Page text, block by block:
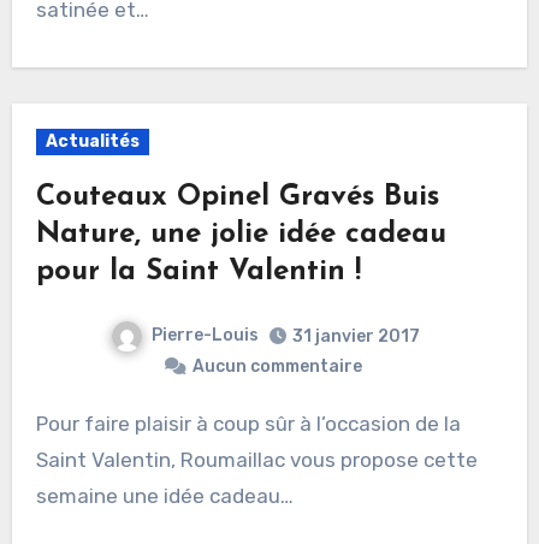
satinée et…
Actualités
Couteaux Opinel Gravés Buis
Nature, une jolie idée cadeau
pour la Saint Valentin !
Pierre-Louis
31 janvier 2017
Aucun commentaire
Pour faire plaisir à coup sûr à l’occasion de la
Saint Valentin, Roumaillac vous propose cette
semaine une idée cadeau…